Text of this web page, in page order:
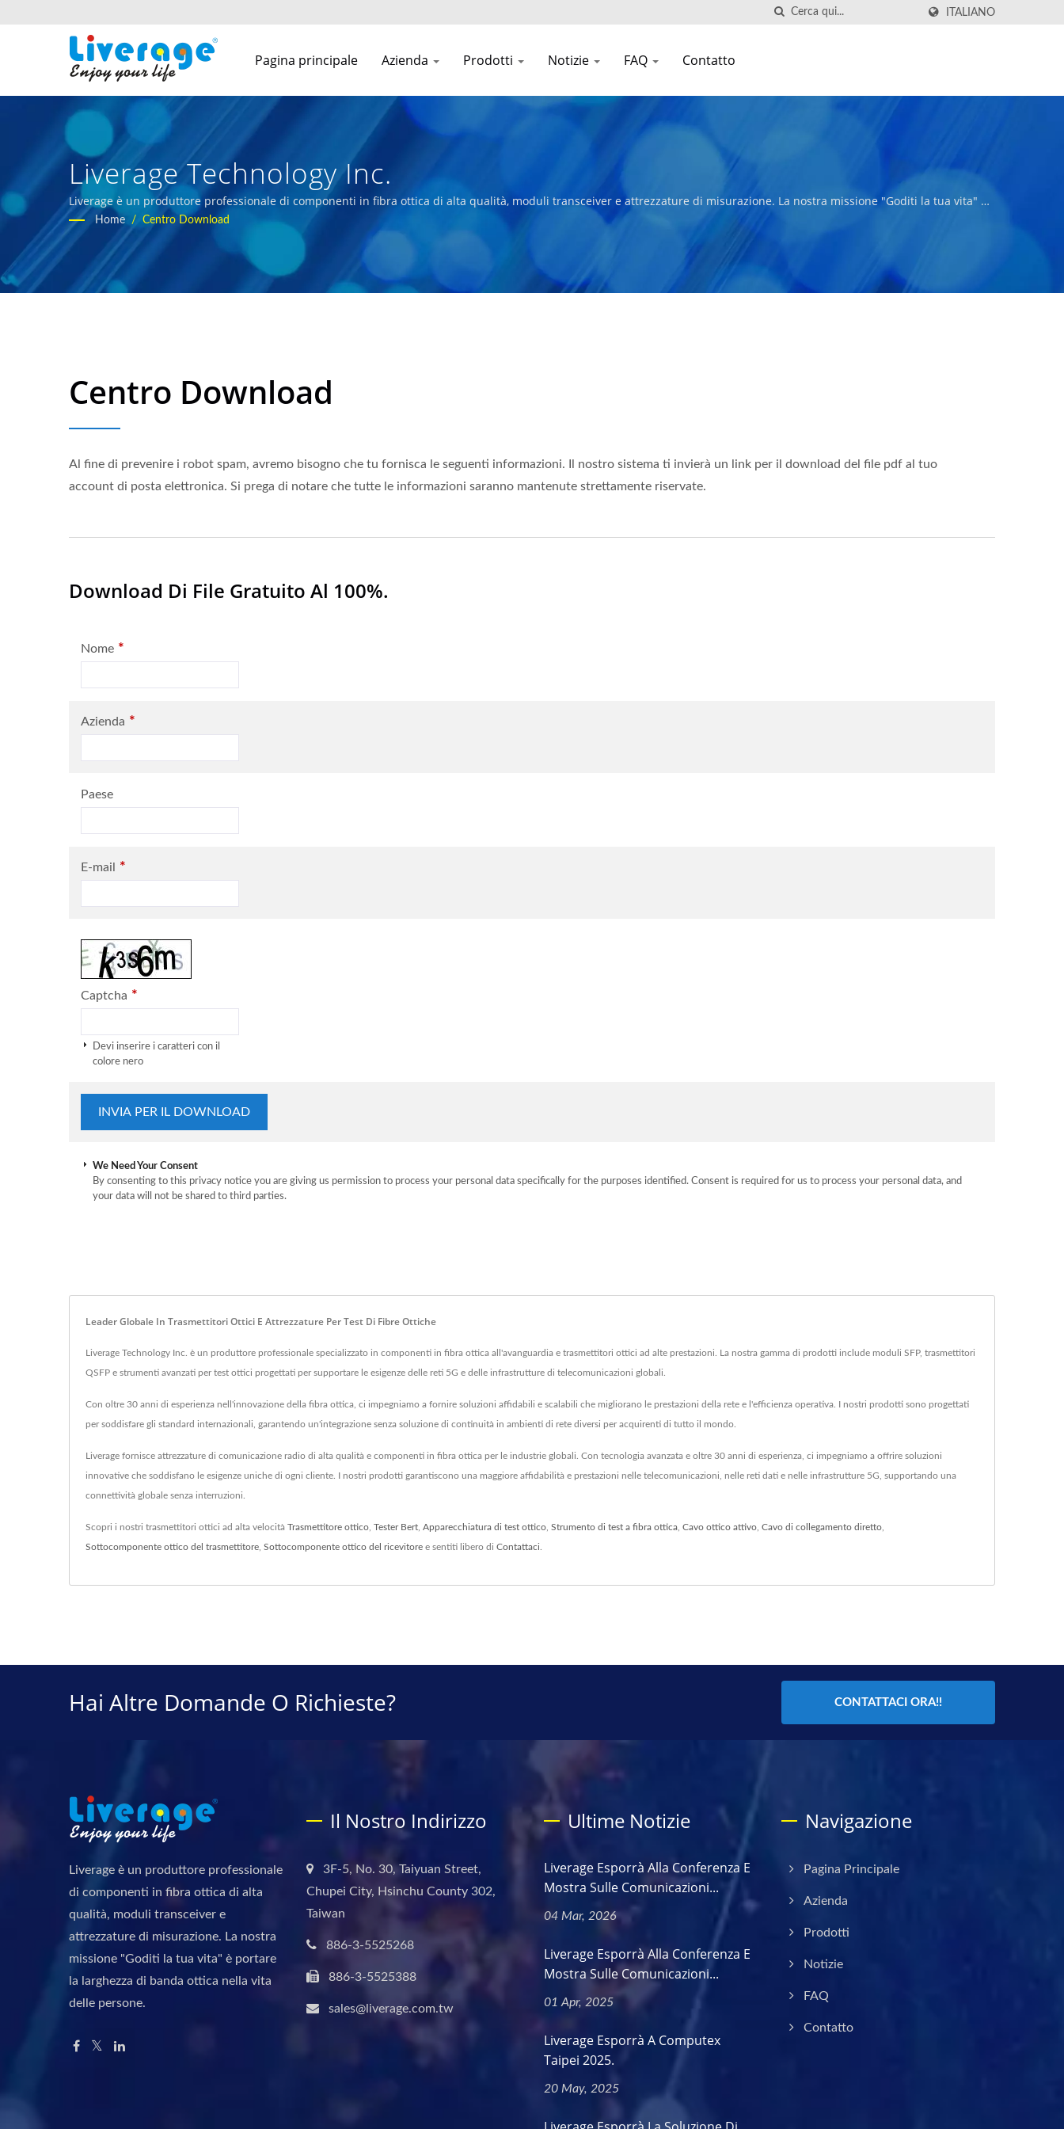
ITALIANO
Pagina principale Azienda Prodotti Notizie FAQ Contatto
Liverage Technology Inc.
Liverage è un produttore professionale di componenti in fibra ottica di alta qualità, moduli transceiver e attrezzature di misurazione. La nostra missione "Goditi la tua vita" è
portare la larghezza di banda ottica nella vita delle persone.
Home / Centro Download
Centro Download
Al fine di prevenire i robot spam, avremo bisogno che tu fornisca le seguenti informazioni. Il nostro sistema ti invierà un link per il download del file pdf al tuo
account di posta elettronica. Si prega di notare che tutte le informazioni saranno mantenute strettamente riservate.
Download Di File Gratuito Al 100%.
Nome *
Azienda *
Paese
E-mail *
Captcha *
Devi inserire i caratteri con il
colore nero
We Need Your Consent
By consenting to this privacy notice you are giving us permission to process your personal data specifically for the purposes identified. Consent is required for us to process your personal data, and
your data will not be shared to third parties.
Leader Globale In Trasmettitori Ottici E Attrezzature Per Test Di Fibre Ottiche
Liverage Technology Inc. è un produttore professionale specializzato in componenti in fibra ottica all'avanguardia e trasmettitori ottici ad alte prestazioni. La nostra gamma di prodotti include moduli SFP, trasmettitori
QSFP e strumenti avanzati per test ottici progettati per supportare le esigenze delle reti 5G e delle infrastrutture di telecomunicazioni globali.
Con oltre 30 anni di esperienza nell'innovazione della fibra ottica, ci impegniamo a fornire soluzioni affidabili e scalabili che migliorano le prestazioni della rete e l'efficienza operativa. I nostri prodotti sono progettati
per soddisfare gli standard internazionali, garantendo un'integrazione senza soluzione di continuità in ambienti di rete diversi per acquirenti di tutto il mondo.
Liverage fornisce attrezzature di comunicazione radio di alta qualità e componenti in fibra ottica per le industrie globali. Con tecnologia avanzata e oltre 30 anni di esperienza, ci impegniamo a offrire soluzioni
innovative che soddisfano le esigenze uniche di ogni cliente. I nostri prodotti garantiscono una maggiore affidabilità e prestazioni nelle telecomunicazioni, nelle reti dati e nelle infrastrutture 5G, supportando una
connettività globale senza interruzioni.
Scopri i nostri trasmettitori ottici ad alta velocità Trasmettitore ottico Tester Bert Apparecchiatura di test ottico Strumento di test a fibra ottica Cavo ottico attivo Cavo di collegamento diretto
Sottocomponente ottico del trasmettitore Sottocomponente ottico del ricevitore e sentiti libero di Contattaci
Hai Altre Domande O Richieste? CONTATTACI ORA!!
Liverage è un produttore professionale
di componenti in fibra ottica di alta
qualità, moduli transceiver e
attrezzature di misurazione. La nostra
missione "Goditi la tua vita" è portare
la larghezza di banda ottica nella vita
delle persone.
Il Nostro Indirizzo
3F-5, No. 30, Taiyuan Street,
Chupei City, Hsinchu County 302,
Taiwan
886-3-5525268
886-3-5525388
sales@liverage.com.tw
Ultime Notizie
Liverage Esporrà Alla Conferenza E
Mostra Sulle Comunicazioni...
04 Mar, 2026
Liverage Esporrà Alla Conferenza E
Mostra Sulle Comunicazioni...
01 Apr, 2025
Liverage Esporrà A Computex
Taipei 2025.
20 May, 2025
Navigazione
Pagina Principale
Azienda
Prodotti
Notizie
FAQ
Contatto